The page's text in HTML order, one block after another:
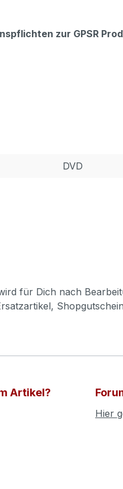
zur GPSR
DVD
für Dich nach
Artikel?
Hier